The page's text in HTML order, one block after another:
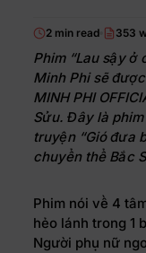
2 min read 353
Phim “Lau sậy ở
Minh Phi sẽ
MINH PHI
Sửu. Đây là
truyện “Gió đưa
chuyển thể Bắc
Phim nói về 4
hẻo lánh trong 1
Người phụ nữ